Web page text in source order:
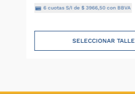
6cuotas S/I de $ 3966,50con BBVA
SELECCIONAR TALLE